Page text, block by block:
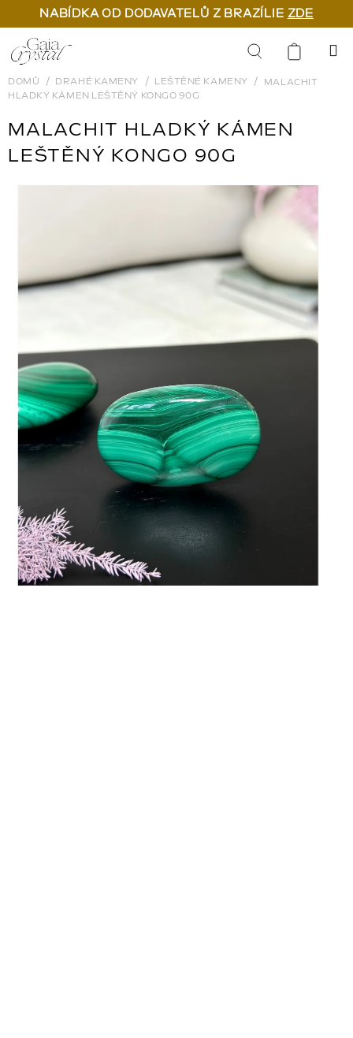
NABÍDKA OD DODAVATELŮ Z BRAZÍLIE ZDE
Přejít
na
obsah
Hledat
DOMŮ DRAHÉ KAMENY LEŠTĚNÉ KAMENY
MALACHIT
HLADKÝ KÁMEN LEŠTĚNÝ KONGO 90G
MALACHIT HLADKÝ KÁMEN
LEŠTĚNÝ KONGO 90G